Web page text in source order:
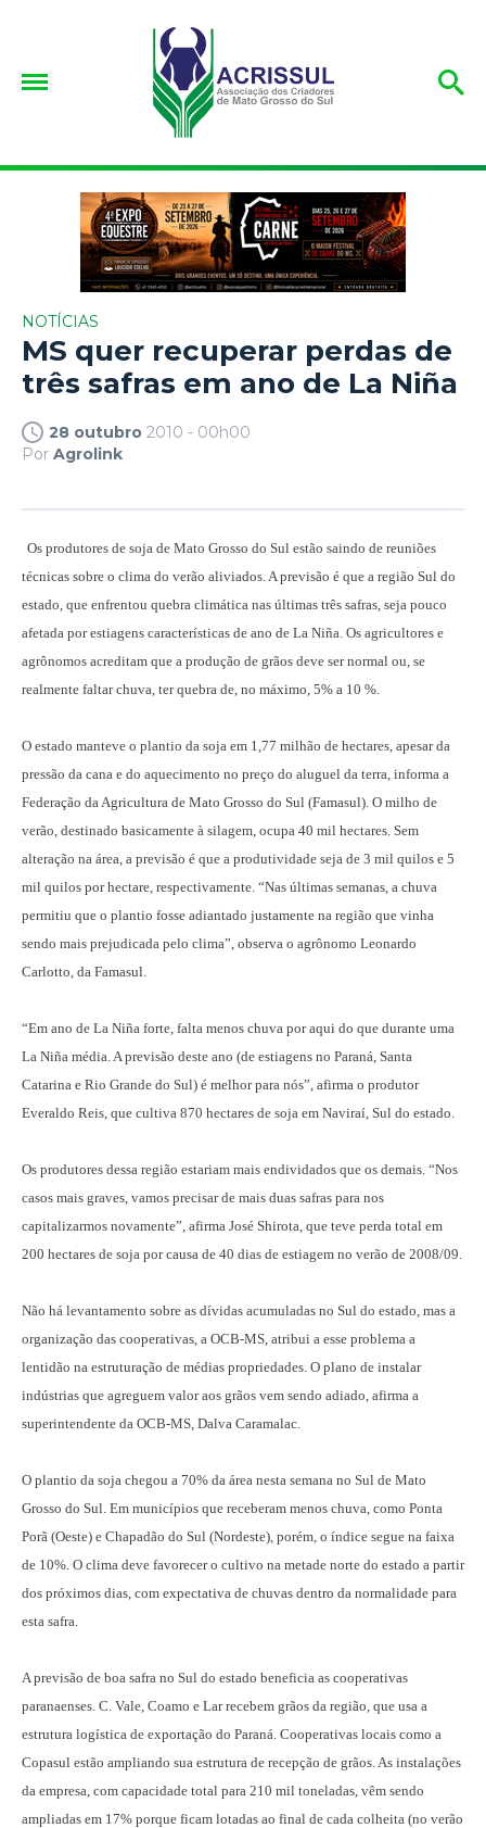
NOTÍCIAS
MS quer recuperar perdas de
três safras em ano de La Niña
28 outubro 2010 - 00h00
Por Agrolink
Os produtores de soja de Mato Grosso do Sul estão saindo de reuniões
técnicas sobre o clima do verão aliviados. A previsão é que a região Sul do
estado, que enfrentou quebra climática nas últimas três safras, seja pouco
afetada por estiagens características de ano de La Niña. Os agricultores e
agrônomos acreditam que a produção de grãos deve ser normal ou, se
realmente faltar chuva, ter quebra de, no máximo, 5% a 10 %.
O estado manteve o plantio da soja em 1,77 milhão de hectares, apesar da
pressão da cana e do aquecimento no preço do aluguel da terra, informa a
Federação da Agricultura de Mato Grosso do Sul (Famasul). O milho de
verão, destinado basicamente à silagem, ocupa 40 mil hectares. Sem
alteração na área, a previsão é que a produtividade seja de 3 mil quilos e 5
mil quilos por hectare, respectivamente. “Nas últimas semanas, a chuva
permitiu que o plantio fosse adiantado justamente na região que vinha
sendo mais prejudicada pelo clima”, observa o agrônomo Leonardo
Carlotto, da Famasul.
“Em ano de La Niña forte, falta menos chuva por aqui do que durante uma
La Niña média. A previsão deste ano (de estiagens no Paraná, Santa
Catarina e Rio Grande do Sul) é melhor para nós”, afirma o produtor
Everaldo Reis, que cultiva 870 hectares de soja em Naviraí, Sul do estado.
Os produtores dessa região estariam mais endividados que os demais. “Nos
casos mais graves, vamos precisar de mais duas safras para nos
capitalizarmos novamente”, afirma José Shirota, que teve perda total em
200 hectares de soja por causa de 40 dias de estiagem no verão de 2008/09.
Não há levantamento sobre as dívidas acumuladas no Sul do estado, mas a
organização das cooperativas, a OCB-MS, atribui a esse problema a
lentidão na estruturação de médias propriedades. O plano de instalar
indústrias que agreguem valor aos grãos vem sendo adiado, afirma a
superintendente da OCB-MS, Dalva Caramalac.
O plantio da soja chegou a 70% da área nesta semana no Sul de Mato
Grosso do Sul. Em municípios que receberam menos chuva, como Ponta
Porã (Oeste) e Chapadão do Sul (Nordeste), porém, o índice segue na faixa
de 10%. O clima deve favorecer o cultivo na metade norte do estado a partir
dos próximos dias, com expectativa de chuvas dentro da normalidade para
esta safra.
A previsão de boa safra no Sul do estado beneficia as cooperativas
paranaenses. C. Vale, Coamo e Lar recebem grãos da região, que usa a
estrutura logística de exportação do Paraná. Cooperativas locais como a
Copasul estão ampliando sua estrutura de recepção de grãos. As instalações
da empresa, com capacidade total para 210 mil toneladas, vêm sendo
ampliadas em 17% porque ficam lotadas ao final de cada colheita (no verão